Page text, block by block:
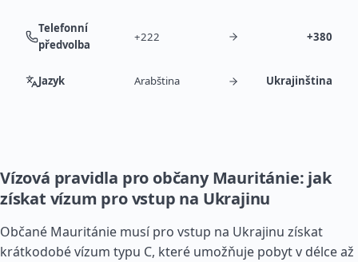
Telefonní
předvolba
+222 +380
Jazyk Arabština Ukrajinština
Vízová pravidla pro občany Mauritánie: jak
získat vízum pro vstup na Ukrajinu
Občané Mauritánie musí pro vstup na Ukrajinu získat
krátkodobé vízum typu C, které umožňuje pobyt v délce až